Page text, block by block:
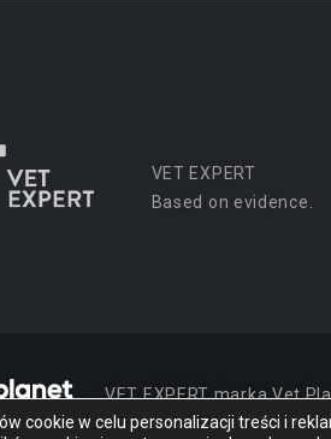
VET EXPERT
Based on evidence.
VET EXPERTmarka Vet
cookie w celu personalizacji treści i